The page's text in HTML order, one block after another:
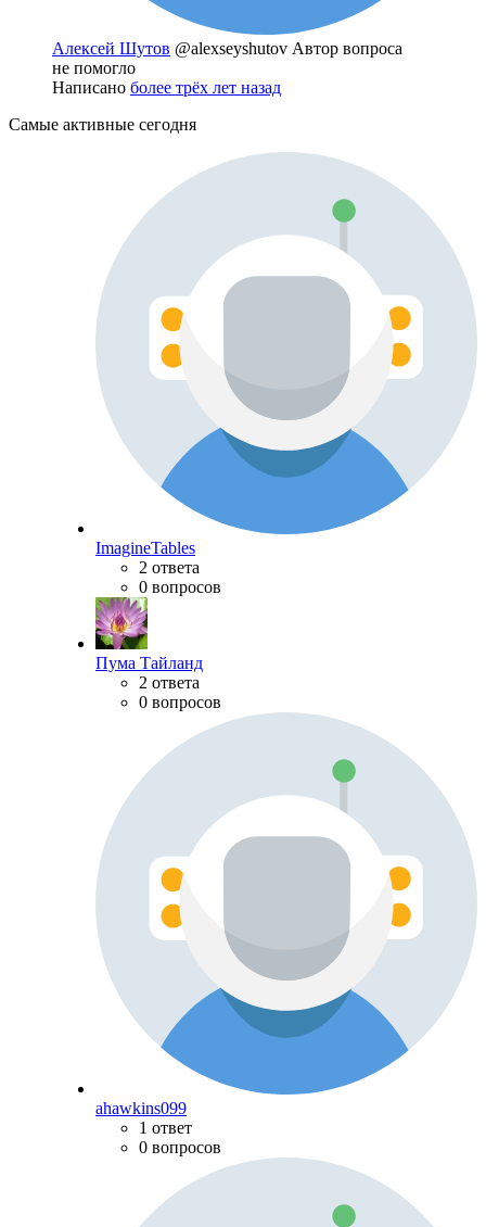
Алексей Шутов @alexseyshutov Автор вопроса
не помогло
Написано более трёх лет назад
Самые активные сегодня
ImagineTables
2 ответа
0 вопросов
Пума Тайланд
2 ответа
0 вопросов
ahawkins099
1 ответ
0 вопросов